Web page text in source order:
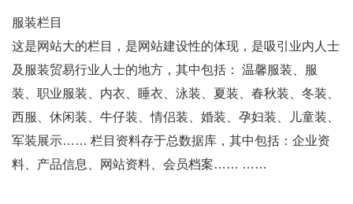
服装栏目
这是网站大的栏目，是网站建设性的体现，是吸引业内人士
及服装贸易行业人士的地方，其中包括： 温馨服装、服
装、职业服装、内衣、睡衣、泳装、夏装、春秋装、冬装、
西服、休闲装、牛仔装、情侣装、婚装、孕妇装、儿童装、
军装展示…… 栏目资料存于总数据库，其中包括：企业资
料、产品信息、网站资料、会员档案…… ……